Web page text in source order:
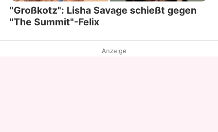
"Großkotz": Lisha Savage schießt gegen
"The Summit"-Felix
Anzeige